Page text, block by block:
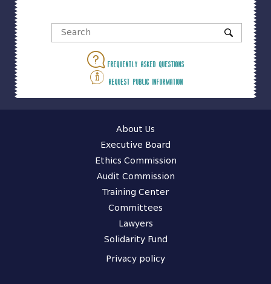
Frequently asked questions
Request public information
About Us
Executive Board
Ethics Commission
Audit Commission
Training Center
Committees
Lawyers
Solidarity Fund
Privacy policy